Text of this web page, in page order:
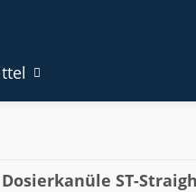
Dosierkanüle ST-